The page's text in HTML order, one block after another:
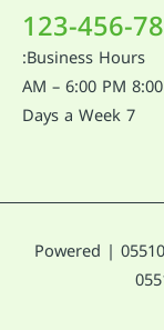
Business Hours:
8:00 AM – 6:00 PM
7 Days a Week
Copyright © 2026 خدمات الصيانة |0551030094 | Powered